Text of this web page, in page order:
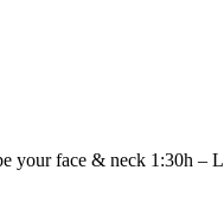
your face & neck 1:30h